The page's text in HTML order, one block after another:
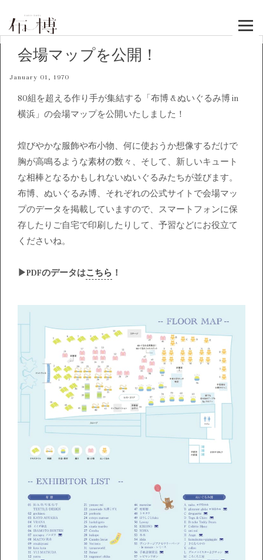
content
会場マップを公開！
January 01, 1970
80組を超える作り手が集結する「布博 & ぬいぐるみ博 in
横浜」の会場マップを公開いたしました！
煌びやかな服飾や布小物、何に使おうか想像するだけで
胸が高鳴るような素材の数々、そして、新しいキュート
な相棒となるかもしれないぬいぐるみたちが並びます。
布博、ぬいぐるみ博、それぞれの公式サイトで会場マッ
プのデータを掲載していますので、スマートフォンに保
存したりご自宅で印刷したりして、予習などにお役立て
くださいね。
▶︎PDFのデータはこちら ！